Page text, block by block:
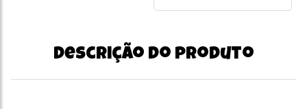
Descrição do produto